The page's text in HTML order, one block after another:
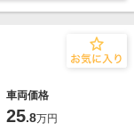
車両価格
25.8万円